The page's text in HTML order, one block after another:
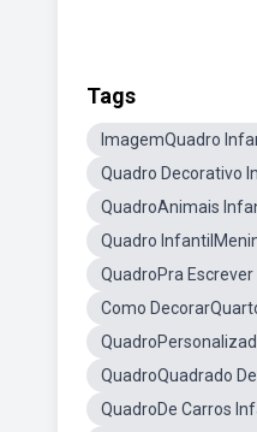
Tags
ImagemQuadro
Quadro Decorativo
QuadroAnimais
Quadro
QuadroPra Escrever
Como
QuadroQuadrado
QuadroDe Carros